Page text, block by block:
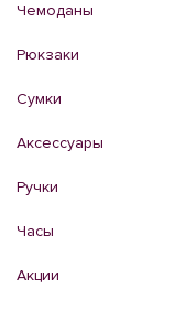
Чемоданы
Рюкзаки
Сумки
Аксессуары
Ручки
Часы
Акции